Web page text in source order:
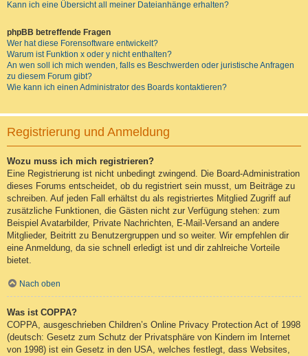
Kann ich eine Übersicht all meiner Dateianhänge erhalten?
phpBB betreffende Fragen
Wer hat diese Forensoftware entwickelt?
Warum ist Funktion x oder y nicht enthalten?
An wen soll ich mich wenden, falls es Beschwerden oder juristische Anfragen
zu diesem Forum gibt?
Wie kann ich einen Administrator des Boards kontaktieren?
Registrierung und Anmeldung
Wozu muss ich mich registrieren?
Eine Registrierung ist nicht unbedingt zwingend. Die Board-Administration
dieses Forums entscheidet, ob du registriert sein musst, um Beiträge zu
schreiben. Auf jeden Fall erhältst du als registriertes Mitglied Zugriff auf
zusätzliche Funktionen, die Gästen nicht zur Verfügung stehen: zum
Beispiel Avatarbilder, Private Nachrichten, E-Mail-Versand an andere
Mitglieder, Beitritt zu Benutzergruppen und so weiter. Wir empfehlen dir
eine Anmeldung, da sie schnell erledigt ist und dir zahlreiche Vorteile
bietet.
Nach oben
Was ist COPPA?
COPPA, ausgeschrieben Children’s Online Privacy Protection Act of 1998
(deutsch: Gesetz zum Schutz der Privatsphäre von Kindern im Internet
von 1998) ist ein Gesetz in den USA, welches festlegt, dass Websites,